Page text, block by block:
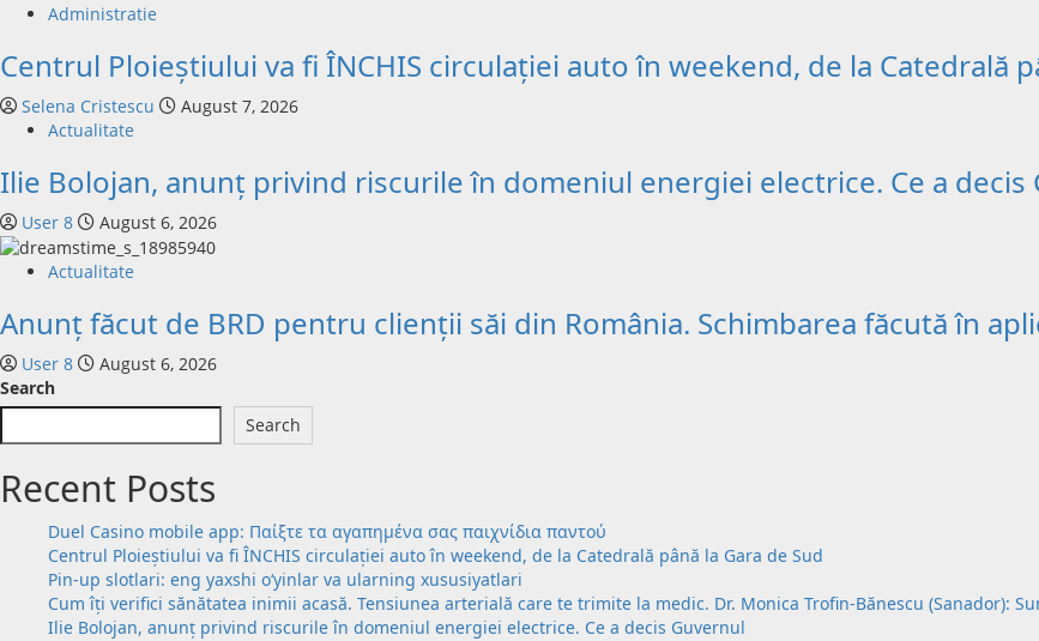
Administratie
Centrul Ploieștiului va fi ÎNCHIS circulației auto în weekend, de la Catedrală
Selena Cristescu
August 7, 2026
Actualitate
Ilie Bolojan, anunț privind riscurile în domeniul energiei electrice. Ce a decis
User 8 August 6, 2026
Actualitate
Anunț făcut de BRD pentru clienții săi din România. Schimbarea făcută în
User 8
August 6, 2026
Search
Search
Recent Posts
Duel Casino mobile app: Παίξτε τα αγαπημένα σας παιχνίδια παντού
Centrul Ploieștiului va fi ÎNCHIS circulației auto în weekend, de la Catedrală până la Gara de Sud
Pin-up slotlari: eng yaxshi o‘yinlar va ularning xususiyatlari
Cum îți verifici sănătatea inimii acasă. Tensiunea arterială care te trimite la medic. Dr. Monica Trofin-Bănescu (Sanador):
Ilie Bolojan, anunț privind riscurile în domeniul energiei electrice. Ce a decis Guvernul